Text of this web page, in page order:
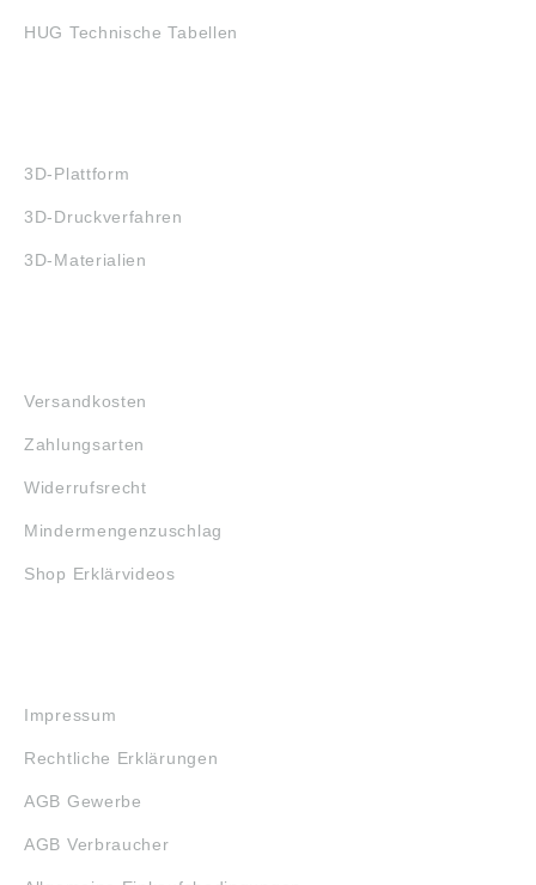
HUG Technische Tabellen
3D-Plattform
3D-Druckverfahren
3D-Materialien
Versandkosten
Zahlungsarten
Widerrufsrecht
Mindermengenzuschlag
Shop Erklärvideos
Impressum
Rechtliche Erklärungen
AGB Gewerbe
AGB Verbraucher